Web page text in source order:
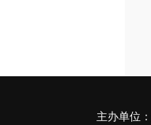
主办单位：